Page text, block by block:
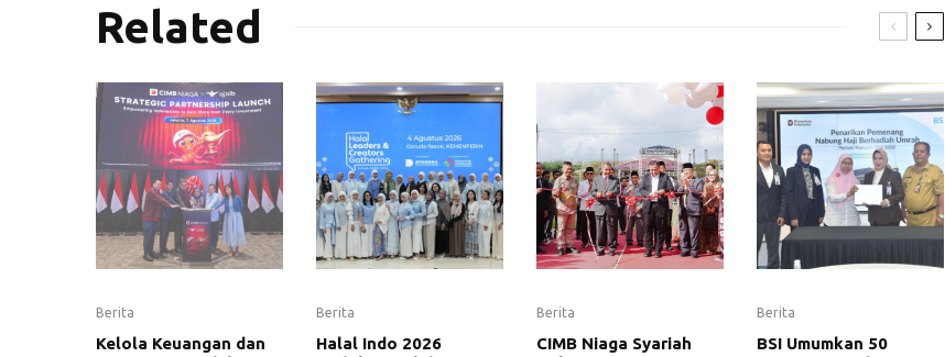
Related
Berita
Kelola Keuangan dan
Berita
Halal Indo 2026
Berita
CIMB Niaga Syariah
Berita
BSI Umumkan 50